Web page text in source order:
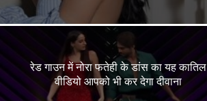
रेड गाउन में नोरा फतेही के डांस का यह कातिल
वीडियो आपको भी कर देगा दीवाना